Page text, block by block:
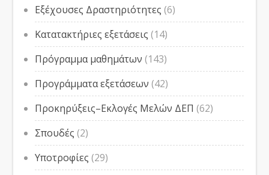
Εξέχουσες Δραστηριότητες (6)
Κατατακτήριες εξετάσεις (14)
Πρόγραμμα μαθημάτων (143)
Προγράμματα εξετάσεων (42)
Προκηρύξεις–Εκλογές Μελών ΔΕΠ (62)
Σπουδές (2)
Υποτροφίες (29)